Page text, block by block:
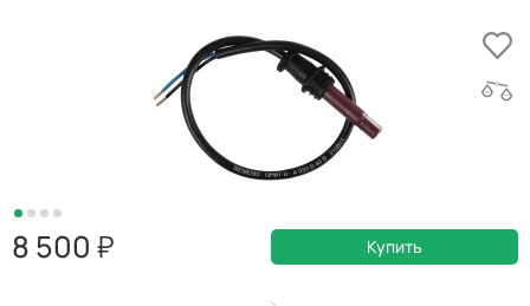
8 500 Купить